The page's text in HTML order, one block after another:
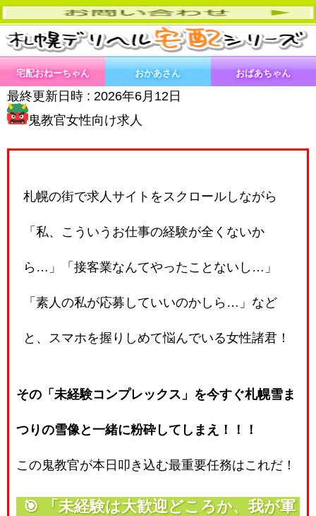
宅配おねーちゃん おかあさん おばあちゃん
最終更新日時 : 2026年6月12日
鬼教官女性向け求人
札幌の街で求人サイトをスクロールしながら
「私、こういうお仕事の経験が全くないか
ら…」「接客業なんてやったことないし…」
「素人の私が応募していいのかしら…」など
と、スマホを握りしめて悩んでいる女性諸君！
その「未経験コンプレックス」を今すぐ札幌雪ま
つりの雪像と一緒に粉砕してしまえ！！！
この鬼教官が本日叩き込む最重要任務はこれだ！
🎯
「未経験は大歓迎どころか、我が軍